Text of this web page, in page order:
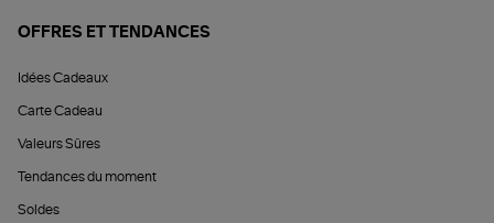
OFFRES ET TENDANCES
Idées Cadeaux
Carte Cadeau
Valeurs Sûres
Tendances du moment
Soldes